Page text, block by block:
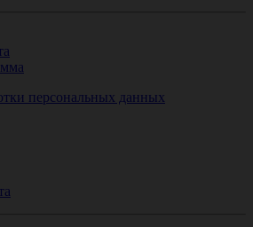
персональных данных